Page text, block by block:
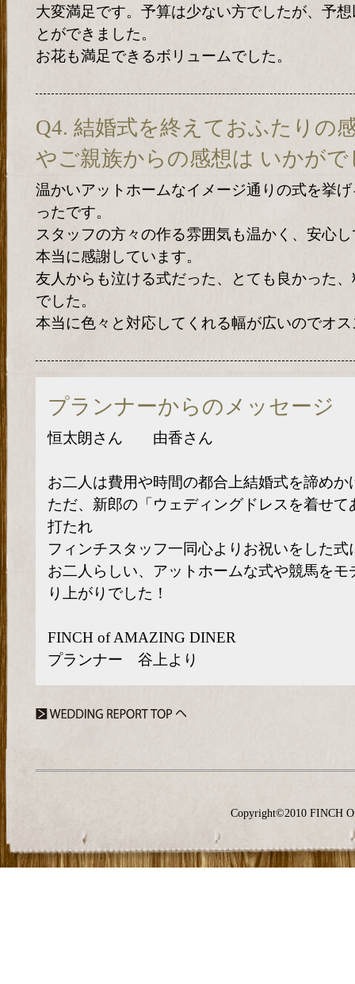
大変満足です。予算は少ない方でしたが、予
とができました。
お花も満足できるボリュームでした。
Q4. 結婚式を終えておふたりの
やご親族からの感想は いかが
温かいアットホームなイメージ通りの式を挙
ったです。
スタッフの方々の作る雰囲気も温かく、安心
本当に感謝しています。
友人からも泣ける式だった、とても良かった
でした。
本当に色々と対応してくれる幅が広いのでオ
プランナーからのメッセージ
恒太朗さん 由香さん
お二人は費用や時間の都合上結婚式を諦めか
ただ、新郎の「ウェディングドレスを着せ
打たれ
フィンチスタッフ一同心よりお祝いをした式
お二人らしい、アットホームな式や競馬を
り上がりでした！
FINCH of AMAZING DINER
プランナー 谷上より
Copyright©2010 FINCH